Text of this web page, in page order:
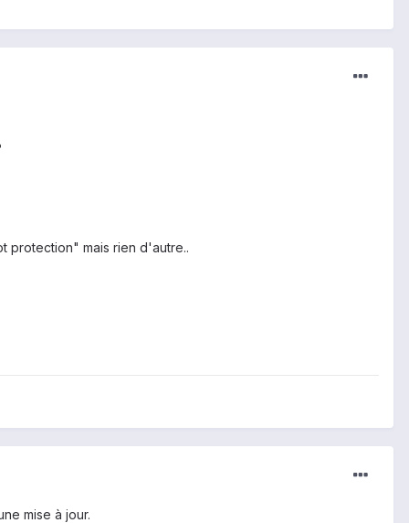
protection" mais rien d'autre..
mise à jour.